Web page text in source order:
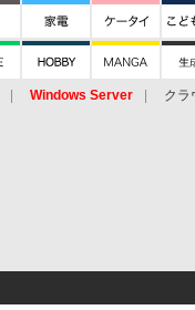
Windows Server クラ